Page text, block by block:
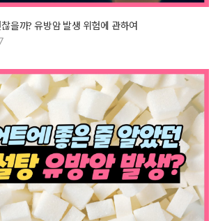
을까? 유방암 발생 위험에 관하여